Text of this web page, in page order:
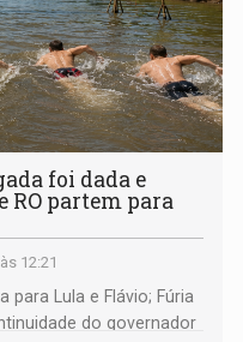
foi dada e
RO partem para
12:21
para Lula e Flávio; Fúria
do governador